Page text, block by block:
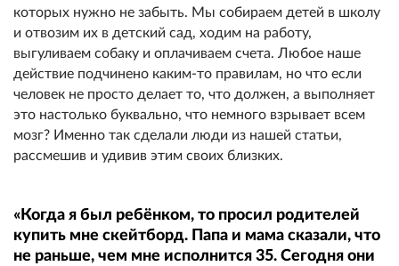
которых нужно не забыть. Мы собираем детей в школу
и отвозим их в детский сад, ходим на работу,
выгуливаем собаку и оплачиваем счета. Любое наше
действие подчинено каким-то правилам, но что если
человек не просто делает то, что должен, а выполняет
это настолько буквально, что немного взрывает всем
мозг? Именно так сделали люди из нашей статьи,
рассмешив и удивив этим своих близких.
«Когда я был ребёнком, то просил родителей
купить мне скейтборд. Папа и мама сказали, что
не раньше, чем мне исполнится 35. Сегодня они